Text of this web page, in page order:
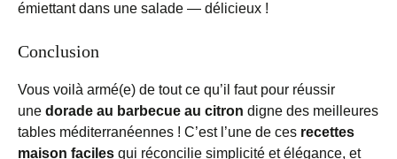
émiettant dans une salade — délicieux !
Conclusion
Vous voilà armé(e) de tout ce qu’il faut pour réussir
une dorade au barbecue au citron digne des meilleures
tables méditerranéennes ! C’est l’une de ces recettes
maison faciles qui réconcilie simplicité et élégance, et